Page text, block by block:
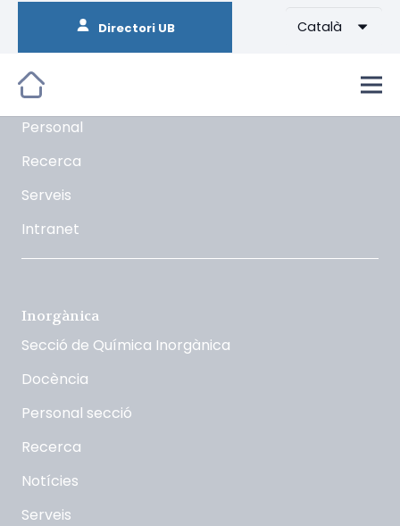
Directori UB Català
Orgànica
La Secció
Docència
Personal
Recerca
Serveis
Intranet
Inorgànica
Secció de Química Inorgànica
Docència
Personal secció
Recerca
Notícies
Serveis